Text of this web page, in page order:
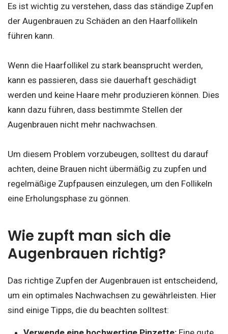
Es ist wichtig zu verstehen, dass das ständige Zupfen
der Augenbrauen zu Schäden an den Haarfollikeln
führen kann.
Wenn die Haarfollikel zu stark beansprucht werden,
kann es passieren, dass sie dauerhaft geschädigt
werden und keine Haare mehr produzieren können. Dies
kann dazu führen, dass bestimmte Stellen der
Augenbrauen nicht mehr nachwachsen.
Um diesem Problem vorzubeugen, solltest du darauf
achten, deine Brauen nicht übermäßig zu zupfen und
regelmäßige Zupfpausen einzulegen, um den Follikeln
eine Erholungsphase zu gönnen.
Wie zupft man sich die
Augenbrauen richtig?
Das richtige Zupfen der Augenbrauen ist entscheidend,
um ein optimales Nachwachsen zu gewährleisten. Hier
sind einige Tipps, die du beachten solltest: